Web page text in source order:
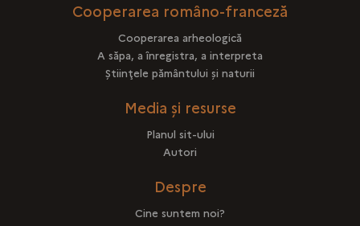
Cooperarea româno-franceză
Cooperarea arheologică
A săpa, a înregistra, a interpreta
Ştiinţele pământului şi naturii
Media și resurse
Planul sit-ului
Autori
Despre
Cine suntem noi?